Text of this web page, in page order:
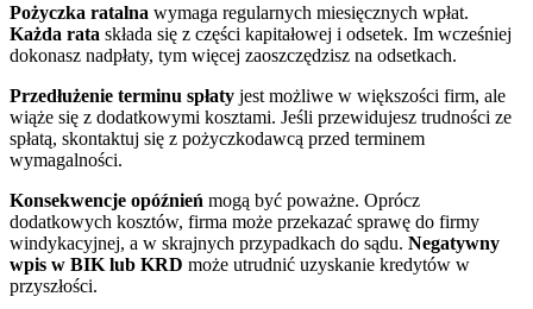
Pożyczka ratalna wymaga regularnych miesięcznych wpłat.
Każda rata składa się z części kapitałowej i odsetek. Im wcześniej
dokonasz nadpłaty, tym więcej zaoszczędzisz na odsetkach.
Przedłużenie terminu spłaty jest możliwe w większości firm, ale
wiąże się z dodatkowymi kosztami. Jeśli przewidujesz trudności ze
spłatą, skontaktuj się z pożyczkodawcą przed terminem
wymagalności.
Konsekwencje opóźnień mogą być poważne. Oprócz
dodatkowych kosztów, firma może przekazać sprawę do firmy
windykacyjnej, a w skrajnych przypadkach do sądu. Negatywny
wpis w BIK lub KRD może utrudnić uzyskanie kredytów w
przyszłości.